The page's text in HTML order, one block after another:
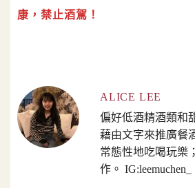
康，禁止酒駕！
ALICE LEE
偏好低酒精酒類和
藉由文字來推廣餐
常態性地吃喝玩樂
作。 IG:leemuchen_